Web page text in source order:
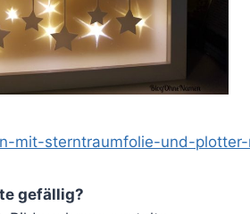
gefällig?